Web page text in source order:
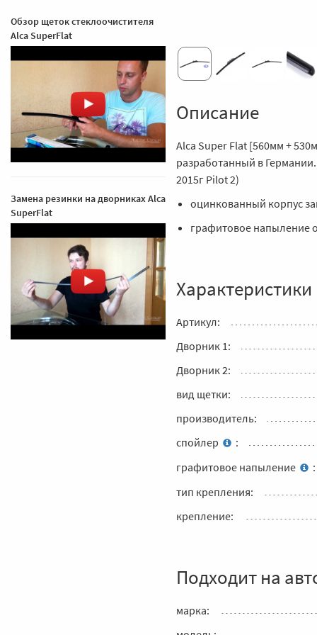
Описание
Alca Super Flat [560мм +
разработанный в
2015г Pilot 2)
оцинкованный корпус
графитовое напыление
Характеристики
Артикул:
Дворник 1:
Дворник 2:
вид щетки:
производитель:
спойлер
:
графитовое напыление
:
тип крепления:
крепление:
Подходит на
марка:
Обзор щеток стеклоочистителя
Alca SuperFlat
Замена резинки на дворниках Alca
SuperFlat